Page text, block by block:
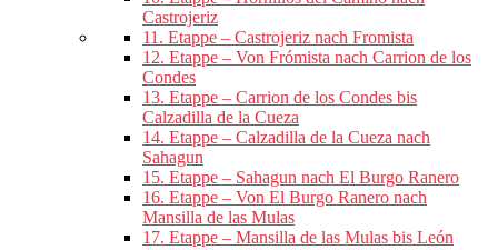
Castrojeriz
11. Etappe – Castrojeriz nach Fromista
12. Etappe – Von Frómista nach Carrion de los
Condes
13. Etappe – Carrion de los Condes bis
Calzadilla de la Cueza
14. Etappe – Calzadilla de la Cueza nach
Sahagun
15. Etappe – Sahagun nach El Burgo Ranero
16. Etappe – Von El Burgo Ranero nach
Mansilla de las Mulas
17. Etappe – Mansilla de las Mulas bis León